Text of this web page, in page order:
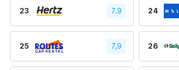
23 7.9 24
25 7,9 26